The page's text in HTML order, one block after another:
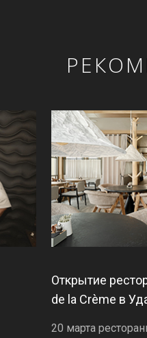
Открытие
de la Crème в
20 марта